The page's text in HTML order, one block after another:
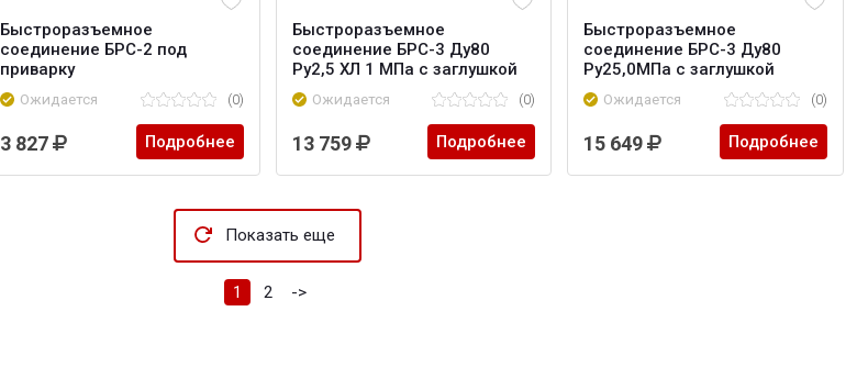
Быстроразъемное
соединение БРС-2 под
приварку
Ожидается (0)
3 827 Подробнее
Быстроразъемное
соединение БРС-3 Ду80
Ру2,5 ХЛ 1 МПа с заглушкой
Ожидается (0)
13 759 Подробнее
Быстроразъемное
соединение БРС-3 Ду80
Ру25,0МПа с заглушкой
Ожидается (0)
15 649 Подробнее
Показать еще
1 2 ->